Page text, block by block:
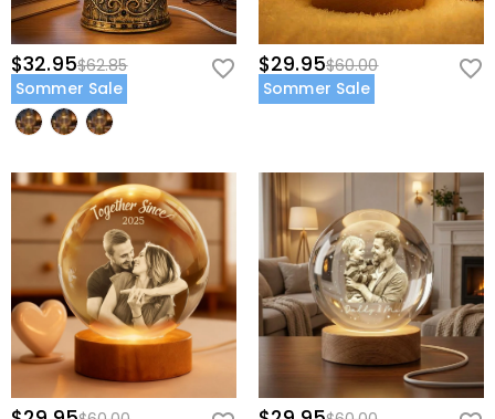
$32.95$62.85
Sommer Sale
$29.95$60.00
Sommer Sale